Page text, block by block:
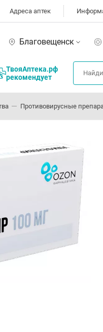
Адреса аптек
Благовещенск
ТвояАптека.рф
рекомендует
Противовирусные